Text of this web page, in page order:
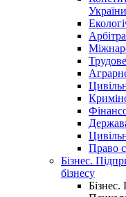
України
Право
Бізнес.
бізнесу